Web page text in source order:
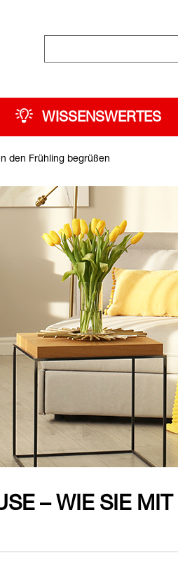
WISSENSWERTES
den Frühling begrüßen
– WIE SIE